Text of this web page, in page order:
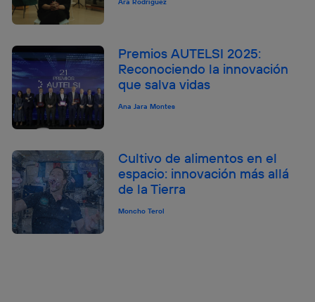
Premios AUTELSI 2025:
Reconociendo la innovación
que salva vidas
Ana Jara Montes
Cultivo de alimentos en el
espacio: innovación más allá
de la Tierra
Moncho Terol